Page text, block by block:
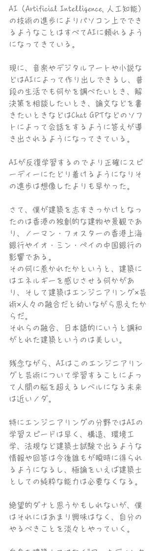
AI（Artificial Intelligence, 人工知能）
の技術の進歩によりパソコン上ででき
るようなことはすべてAIに頼れるよう
になってきている。
現に、音楽やデジタルアートや小説な
どはAIによって作り出しできるし、普
段の生活でも何かを調べたいとき、解
決策を相談したいとき、論文などを書
きたいときなどはChat GPTなどのソフ
トによって会話をするように答えが導
き出されるようになってきている。
AIが反復学習するのでより正確にスピ
ーディーにたどり着けるようになりそ
の進歩は想像したよりも早かった。
さて、僕が建築を志すきっかけとなっ
たのは香港の独創的な建物や景観であ
り、ノーマン・フォスターの香港上海
銀行やイオ・ミン・ペイの中国銀行の
影響である。
その何に惹かれたかというと、建築に
はエネルギーを感じさせる何かがあ
り、そして建築はエンジニアリング×芸
術×人々の融合だと幼いながら思えたか
らだ。
それらの融合、日本語的にいうと調和
がとれた建築というのは美しい。
残念ながら、AIはこのエンジニアリン
グと芸術について学習することによっ
て人間の脳を超えるレベルになる未来
は近いノダ。
特にエンジニアリングの分野ではAIの
学習スピードは早く、構造、環境工
学、法規など建築士試験で出るような
情報や回答は今後誰もが瞬時に得られ
るようになるし、極論をいえば建築士
としての純粋な能力は必要なくなる。
絶望的ダナと思うかもしれないが、僕
はそれにはあまり興味はなく、自分の
やるべきことを淡々とやっていく。